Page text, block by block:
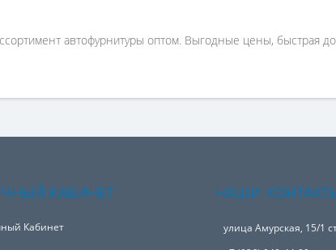
автофурнитуры оптом. Выгодные цены, быстрая
КАБИНЕТ
Кабинет
НАШИ
улица Амурская, 15/1